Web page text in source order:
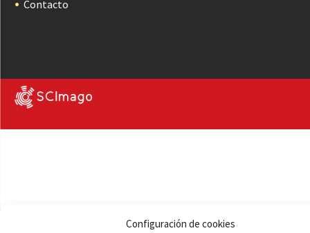
Configuración de cookies
Contacto